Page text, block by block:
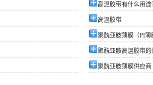
高温胶带有什么用途
高温胶带
聚酰亚胺薄膜（PI薄
聚酰亚胺高温胶带的
聚酰亚胺薄膜供应商